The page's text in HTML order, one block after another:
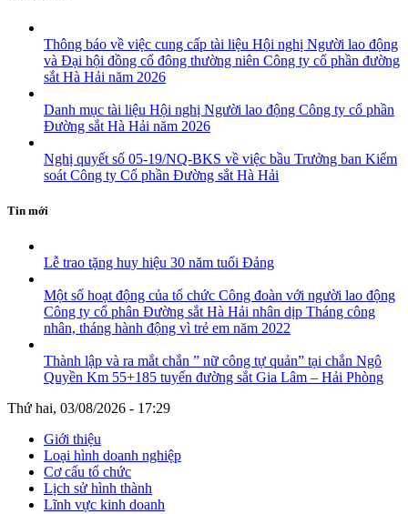
Thông báo về việc cung cấp tài liệu Hội nghị Người lao động
và Đại hội đồng cổ đông thường niên Công ty cổ phần đường
sắt Hà Hải năm 2026
Danh mục tài liệu Hội nghị Người lao động Công ty cổ phần
Đường sắt Hà Hải năm 2026
Nghị quyết số 05-19/NQ-BKS về việc bầu Trưởng ban Kiểm
soát Công ty Cổ phần Đường sắt Hà Hải
Tin mới
Lễ trao tặng huy hiệu 30 năm tuổi Đảng
Một số hoạt động của tổ chức Công đoàn với người lao động
Công ty cổ phân Đường sắt Hà Hải nhân dịp Tháng công
nhân, tháng hành động vì trẻ em năm 2022
Thành lập và ra mắt chắn ” nữ công tự quản” tại chắn Ngô
Quyền Km 55+185 tuyến đường sắt Gia Lâm – Hải Phòng
Thứ hai, 03/08/2026 - 17:29
Giới thiệu
Loại hình doanh nghiệp
Cơ cấu tổ chức
Lịch sử hình thành
Lĩnh vực kinh doanh